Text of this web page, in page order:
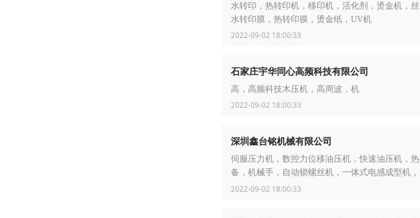
水转印，热转印机，移印机，活化剂，烫金机，
水转印膜，热转印膜，烫金纸，UV机
2022-09-02 18:00:33
石家庄宇华同心高频科技有限公司
高，高频科技木压机，高周波，机
2022-09-02 18:00:33
深圳鑫台铭机械有限公司
伺服压力机，数控力位移油压机，快速油压机，
备，机械手，自动锁螺丝机，一体式电感成型机
床，四柱油压机，油压拉伸机，冲边机
2022-09-02 18:00:33